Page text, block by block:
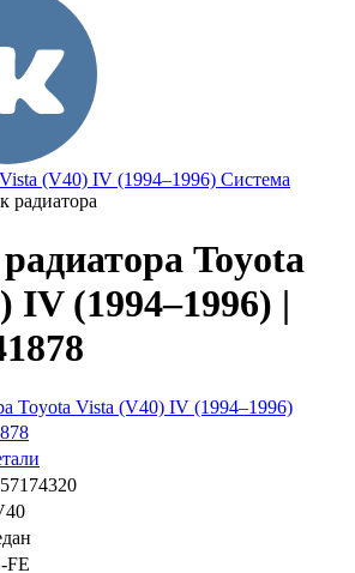
Vista (V40) IV (1994–1996) Система
радиатора
Toyota
IV (1994–1996) |
FE